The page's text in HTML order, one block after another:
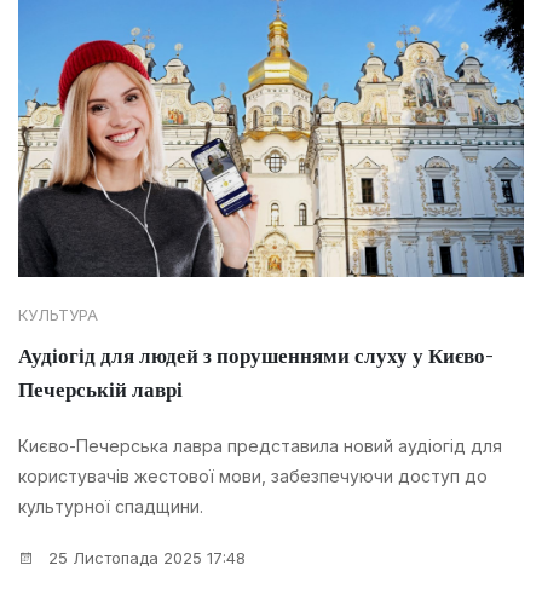
КУЛЬТУРА
Аудіогід для людей з порушеннями слуху у Києво-
Печерській лаврі
Києво-Печерська лавра представила новий аудіогід для
користувачів жестової мови, забезпечуючи доступ до
культурної спадщини.
25 Листопада 2025 17:48